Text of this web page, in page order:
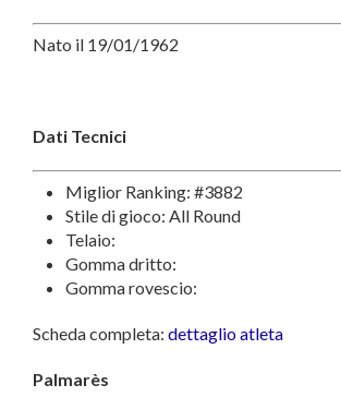
Nato il 19/01/1962
Dati Tecnici
Miglior Ranking: #3882
Stile di gioco: All Round
Telaio:
Gomma dritto:
Gomma rovescio:
Scheda completa: dettaglio atleta
Palmarès